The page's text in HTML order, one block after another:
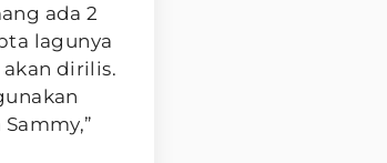
ada 2
lagunya
dirilis.